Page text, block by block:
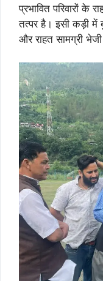
प्रभावित परिवारों के
तत्पर है। इसी कड़ी में
और राहत सामग्री